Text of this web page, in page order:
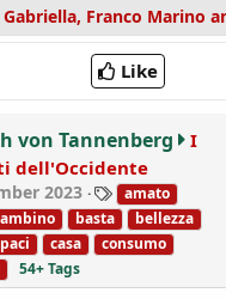
Gabriella, Franco Marino
Like
von Tannenberg
I
dell'Occidente
2023
T
a
g
s
amato
basta
bellezza
casa
consumo
54+ Tags